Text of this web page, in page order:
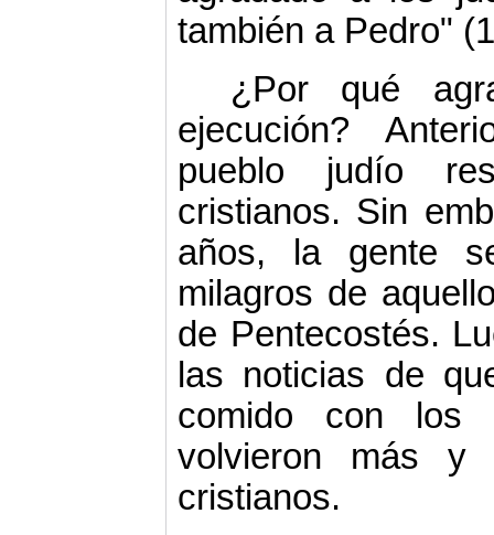
también a Pedro"
¿Por qué
ejecución?
pueblo judío
cristianos. Sin
años, la gente
milagros de
de Pentecostés.
las noticias de
comido con los
volvieron más
cristianos.